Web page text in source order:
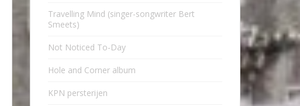
Travelling Mind (singer-songwriter Bert
Smeets)
Not Noticed To-Day
Hole and Corner album
KPN persterijen